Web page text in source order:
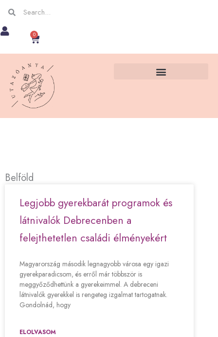
Skip
to
Keresés
Keresés
0
Kosár
Belföld
Legjobb gyerekbarát programok és
látnivalók Debrecenben a
felejthetetlen családi élményekért
Magyarország második legnagyobb városa egy igazi
gyerekparadicsom, és erről már többször is
meggyőződhettünk a gyerekeimmel. A debreceni
látnivalók gyerekkel is rengeteg izgalmat tartogatnak.
Gondolnád, hogy
ELOLVASOM